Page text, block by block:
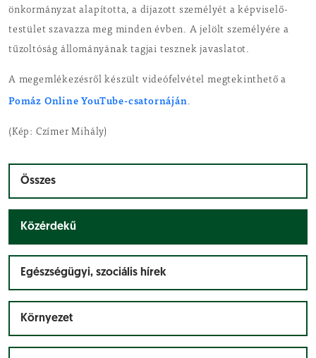
önkormányzat alapította, a díjazott személyét a képviselő-
testület szavazza meg minden évben. A jelölt személyére a
tűzoltóság állományának tagjai tesznek javaslatot.
A megemlékezésről készült videófelvétel megtekinthető a
Pomáz Online YouTube-csatornáján.
(Kép: Czímer Mihály)
Összes
Közérdekű
Egészségügyi, szociális hírek
Környezet